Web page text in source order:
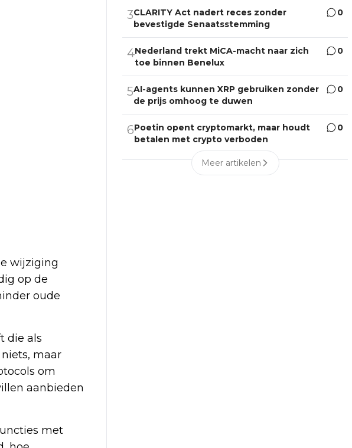
wijziging
op de
oude
die als
maar
om
aanbieden
met
3CLARITY Act nadert reces zonder
bevestigde Senaatsstemming
0
4Nederland trekt MiCA-macht naar zich
toe binnen Benelux
0
5AI-agents kunnen XRP gebruiken zonder
de prijs omhoog te duwen
0
6Poetin opent cryptomarkt, maar houdt
betalen met crypto verboden
0
Meer artikelen